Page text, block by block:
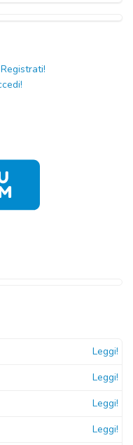
Registrati!
Leggi!
Leggi!
Leggi!
Leggi!